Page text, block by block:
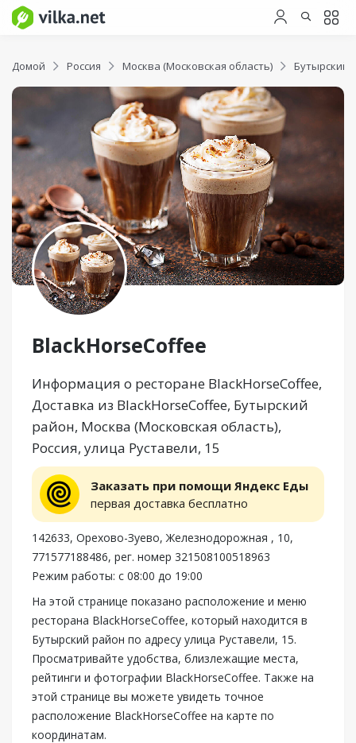
Домой Россия Москва (Московская область) Бутырский
BlackHorseCoffee
Информация о ресторане BlackHorseCoffee,
Доставка из BlackHorseCoffee, Бутырский
район, Москва (Московская область),
Россия, улица Руставели, 15
Заказать при помощи Яндекс Еды
первая доставка бесплатно
142633, Орехово-Зуево, Железнодорожная , 10,
771577188486, рег. номер 321508100518963
Режим работы: с 08:00 до 19:00
На этой странице показано расположение и меню
ресторана BlackHorseCoffee, который находится в
Бутырский район по адресу улица Руставели, 15.
Просматривайте удобства, близлежащие места,
рейтинги и фотографии BlackHorseCoffee. Также на
этой странице вы можете увидеть точное
расположение BlackHorseCoffee на карте по
координатам.